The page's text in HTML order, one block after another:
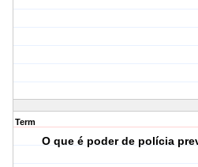
Term
O que é poder de polícia